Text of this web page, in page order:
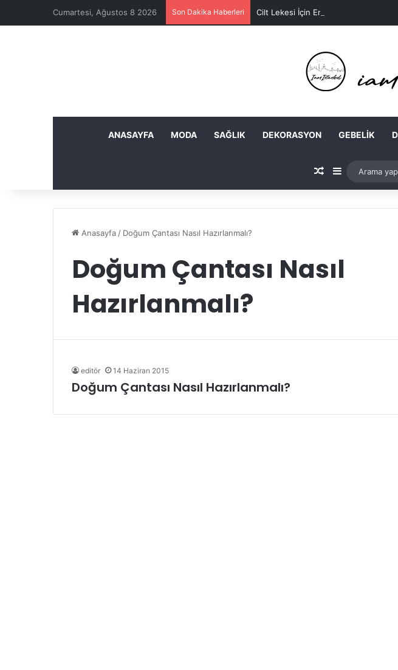
Cumartesi, Ağustos 8 2026 Son Dakika Haberleri Cilt Lekesi İçin En Kolay Ev Maskeleri
ANASAYFA MODA SAĞLIK DEKORASYON GEBELIK
Rastgele Makale
Kenar
Anasayfa / Doğum Çantası Nasıl Hazırlanmalı?
Doğum Çantası Nasıl
Hazırlanmalı?
editör 14 Haziran 2015
Doğum Çantası Nasıl Hazırlanmalı?